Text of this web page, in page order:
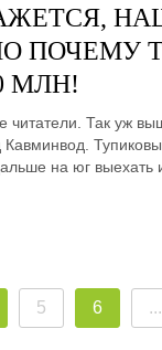
ПОЧЕМУ
МЛН!
читатели. Так уж
Кавминвод.
на юг выехать
5 6 ...